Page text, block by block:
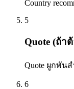
Country
5
Quote (ถ้า
Quote ผูกพันส
6